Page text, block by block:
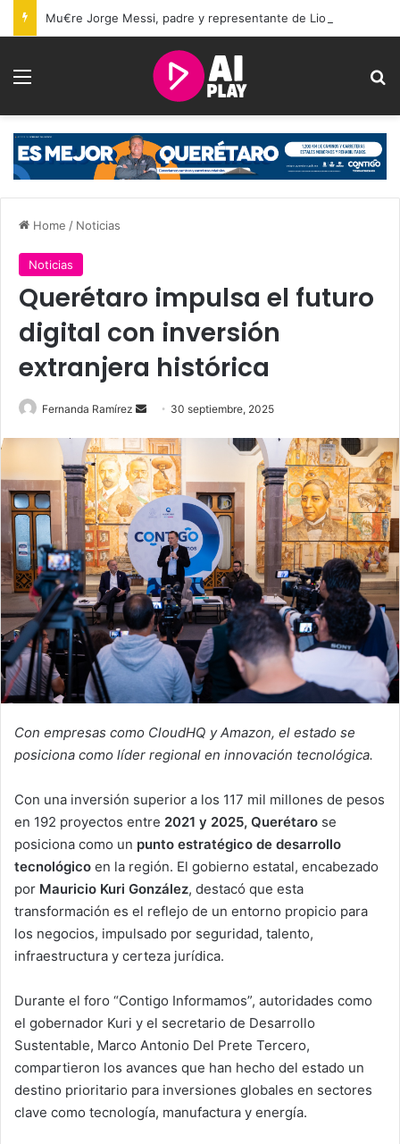
Menu
Home / Noticias
Noticias
Querétaro impulsa el futuro
digital con inversión
extranjera histórica
Fernanda Ramírez
Send
email
30 septiembre, 2025
Con empresas como CloudHQ y Amazon, el estado se
posiciona como líder regional en innovación tecnológica.
Con una inversión superior a los 117 mil millones de pesos
en 192 proyectos entre 2021 y 2025, Querétaro se
posiciona como un punto estratégico de desarrollo
tecnológico en la región. El gobierno estatal, encabezado
por Mauricio Kuri González, destacó que esta
transformación es el reflejo de un entorno propicio para
los negocios, impulsado por seguridad, talento,
infraestructura y certeza jurídica.
Durante el foro “Contigo Informamos”, autoridades como
el gobernador Kuri y el secretario de Desarrollo
Sustentable, Marco Antonio Del Prete Tercero,
compartieron los avances que han hecho del estado un
destino prioritario para inversiones globales en sectores
clave como tecnología, manufactura y energía.